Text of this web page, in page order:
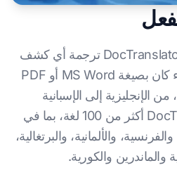
يستطيع مستخدمو DocTranslator.com ترجمة أي كشف
حساب بنكي بسرعة، سواء كان بصيغة MS Word أو PDF
أو Excel أو PowerPoint، من الإنجليزية إلى الإسبانية
والعكس. يدعم DocTranslator أكثر من 100 لغة، بما في
والألمانية، والبرتغالية،
والماندرين والكورية.